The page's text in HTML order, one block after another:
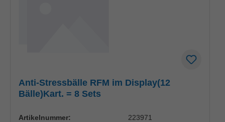
Anti-Stressbälle RFM im Display(12
Bälle)Kart. = 8 Sets
Artikelnummer: 223971